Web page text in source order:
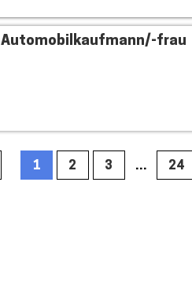
Automobilkaufmann/-frau
1 2 3 … 24